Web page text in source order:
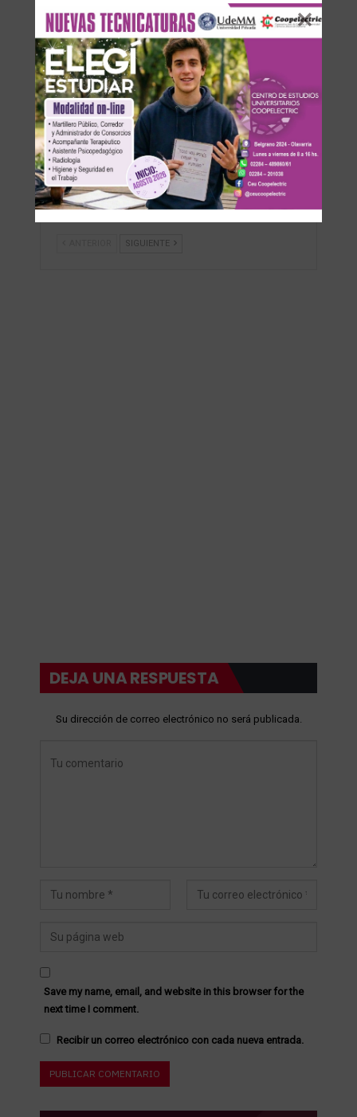
Política
Senado: Primeros
movimientos
para eliminar el
limite que impide
la re-reelección
de…
Política
Centenario de
Loma Negra:
Mindlin apuesta
a la
recuperación de
la construcción y
pone…
SIGUIENTE
DEJA UNA RESPUESTA
Su dirección de correo electrónico no será publicada.
Save my name, email, and website in this browser for the
next time I comment.
Recibir un correo electrónico con cada nueva entrada.